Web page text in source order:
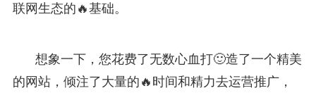
联网生态的🔥基础。
想象一下，您花费了无数心血打🙂造了一个精美
的网站，倾注了大量的🔥时间和精力去运营推广，